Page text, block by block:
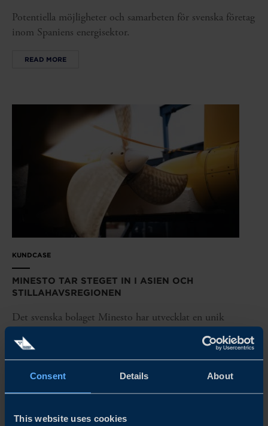
Consent Details About
This website uses cookies
Potentiella möjligheter och samarbeten för svenska företag
inom Spaniens energisektor.
READ MORE
KUNDCASE
MINESTO TAR STEGET IN I ASIEN OCH
STILLAHAVSREGIONEN
Det svenska bolaget Minesto har utvecklat en unik
lösning för att ta till vara tidvattenenergi. Tekniken bidrar
redan till omställningen av energisektorn i Sverige och
Europa. När bolaget tog sikte på Asien och behövde säkra
viktiga...